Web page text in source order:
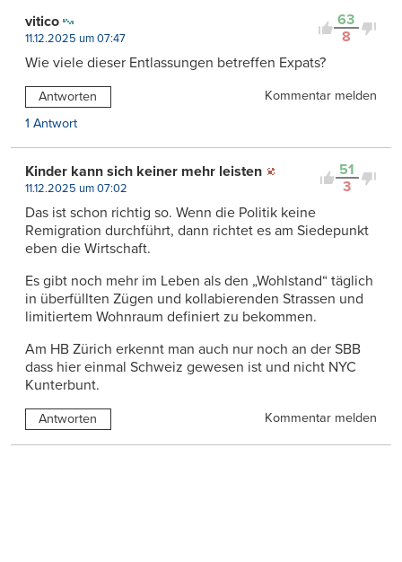
63
8
vitico
11.12.2025 um 07:47
Wie viele dieser Entlassungen betreffen Expats?
Antworten
Kommentar melden
1 Antwort
51
3
Kinder kann sich keiner mehr leisten
11.12.2025 um 07:02
Das ist schon richtig so. Wenn die Politik keine
Remigration durchführt, dann richtet es am Siedepunkt
eben die Wirtschaft.
Es gibt noch mehr im Leben als den „Wohlstand“ täglich
in überfüllten Zügen und kollabierenden Strassen und
limitiertem Wohnraum definiert zu bekommen.
Am HB Zürich erkennt man auch nur noch an der SBB
dass hier einmal Schweiz gewesen ist und nicht NYC
Kunterbunt.
Antworten Kommentar melden